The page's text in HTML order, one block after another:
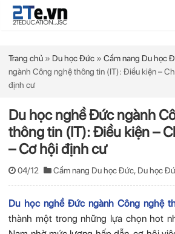
Trang chủ » Du học Đức » Cẩm nang Du học
ngành Công nghệ thông tin (IT): Điều kiện –
định cư
Du học nghề Đức ngành
thông tin (IT): Điều kiện –
– Cơ hội định cư
04/12 Cẩm nang Du học Đức, Du học
Du học nghề Đức ngành Công nghệ
thành một trong những lựa chọn hot